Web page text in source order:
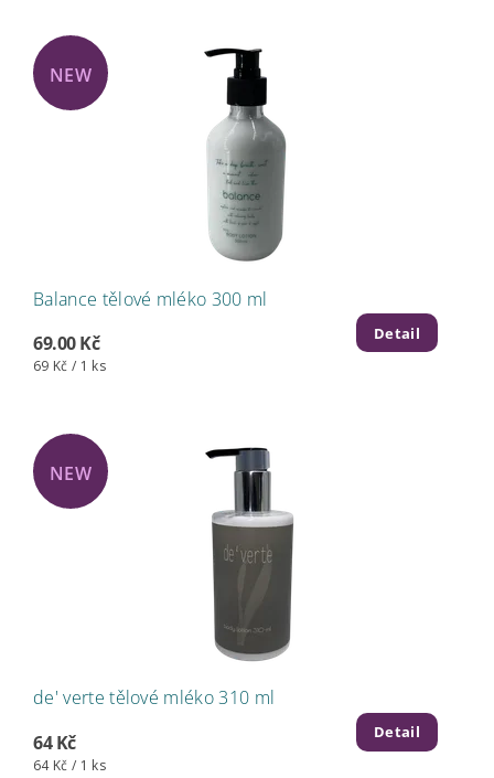
NEW
Balance tělové mléko 300 ml
69.00 Kč
69 Kč / 1 ks
Detail
NEW
de' verte tělové mléko 310 ml
64 Kč
64 Kč / 1 ks
Detail